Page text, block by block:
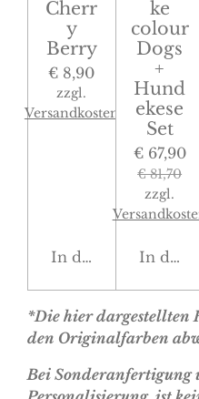
Cherr
y
Berry
€ 8,90
zzgl.
Versandkosten
In den Warenkorb
ke
colour
Dogs
+
Hund
ekese
Set
€ 67,90
€ 81,70
zzgl.
In den
*Die hier dargestellten
den Originalfarben
Bei Sonderanfertigung